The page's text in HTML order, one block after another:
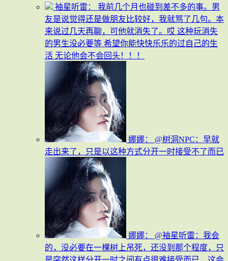
袖星听雷：
我前几个月也碰到差不多的事。男
友是说觉得还是做朋友比较好，我就骂了几句。本
来说过几天再聊，可他就消失了。哎 这种玩消失
的男生没必要等 希望你能快快乐乐的过自己的生
活 无论他会不会回头！！！
娜娜：
@树洞NPC：早就
走出来了，只是以这种方式分开一时接受不了而已
娜娜：
@袖星听雷：我会
的，没必要在一棵树上吊死，还没到那个程度，只